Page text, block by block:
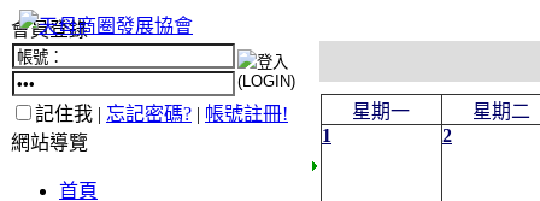
會員登錄
記住我 | 忘記密碼? | 帳號註冊!
網站導覽
首頁
星期一
星期二
1
2